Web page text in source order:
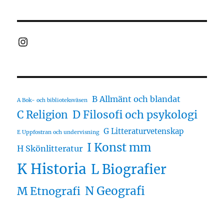
Instagram
A Bok- och biblioteksväsen B Allmänt och blandat
C Religion D Filosofi och psykologi
E Uppfostran och undervisning G Litteraturvetenskap
H Skönlitteratur I Konst mm
K Historia L Biografier
M Etnografi N Geografi